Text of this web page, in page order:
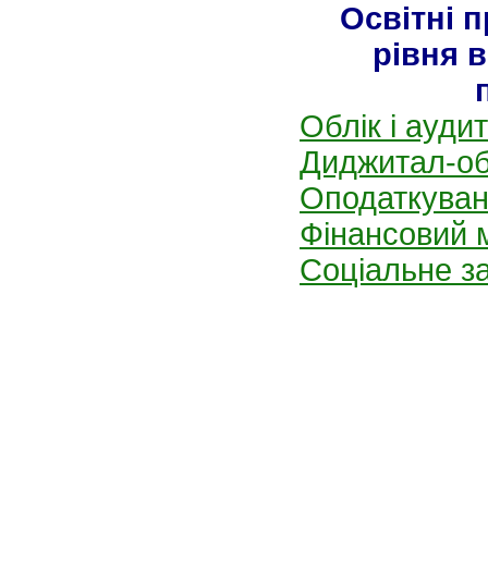
Освітні
рівня
Облік і аудит
Диджитал-
Фінансовий
Соціальне